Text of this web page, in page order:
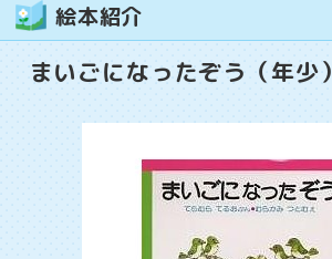
絵本紹介
まいごになったぞう（年少）